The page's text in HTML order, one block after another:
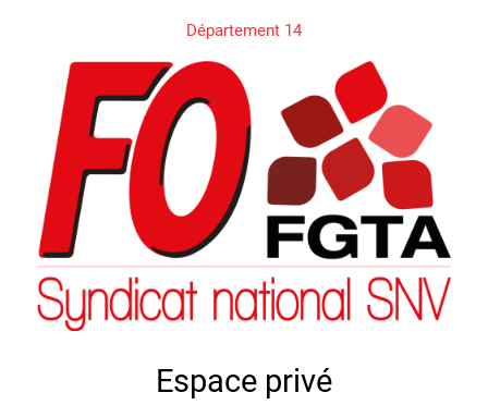
Département 14
Espace privé